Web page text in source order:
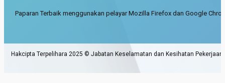
Paparan Terbaik menggunakan pelayar Mozilla Firefox dan Google
Hakcipta Terpelihara 2025 © Jabatan Keselamatan dan Kesihatan Pekerjaan.